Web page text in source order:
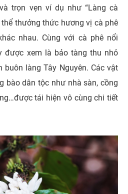
trọn vẹn ví dụ như “Làng cà
thể thưởng thức hương vị cà phê
nhau. Cùng với cà phê nổi
được xem là bảo tàng thu nhỏ
làng Tây Nguyên. Các vật
bào dân tộc như nhà sàn, cồng
tái hiện vô cùng chi tiết